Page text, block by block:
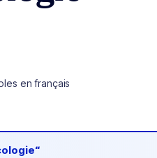
en français